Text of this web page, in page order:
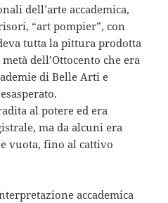
dell’arte accademica,
“art pompier”, con
tutta la pittura prodotta
dell’Ottocento che era
di Belle Arti e
al potere ed era
ma da alcuni era
vuota, fino al cattivo
accademica